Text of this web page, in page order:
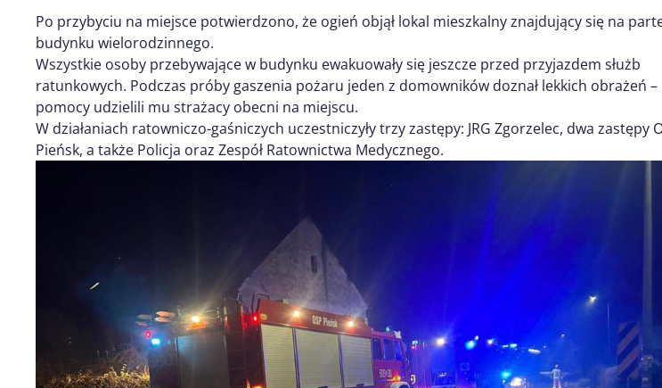
Po przybyciu na miejsce potwierdzono, że ogień objął lokal mieszkalny znajdujący się na
budynku wielorodzinnego.
Wszystkie osoby przebywające w budynku ewakuowały się jeszcze przed przyjazdem służb
ratunkowych. Podczas próby gaszenia pożaru jeden z domowników doznał lekkich obrażeń –
pomocy udzielili mu strażacy obecni na miejscu.
W działaniach ratowniczo-gaśniczych uczestniczyły trzy zastępy: JRG Zgorzelec, dwa zastępy
Pieńsk, a także Policja oraz Zespół Ratownictwa Medycznego.